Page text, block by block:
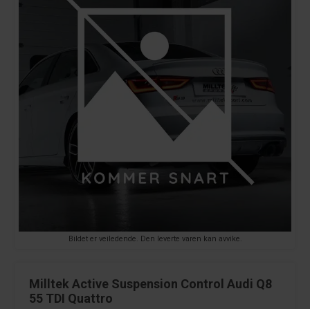
Bildet er veiledende. Den leverte varen kan avvike.
Milltek Active Suspension Control Audi Q8
55 TDI Quattro